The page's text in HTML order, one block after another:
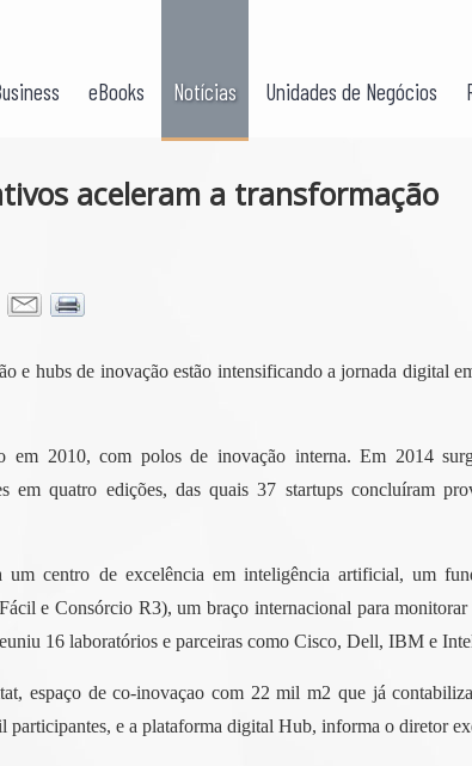
eBooks Notícias Unidades de Negócios
aceleram a transformação
e hubs de inovação estão intensificando a jornada digital
em 2010, com polos de inovação interna. Em 2014
em quatro edições, das quais 37 startups concluíram
um centro de excelência em inteligência artificial, um
e Consórcio R3), um braço internacional para
16 laboratórios e parceiras como Cisco, Dell, IBM e
espaço de co-inovaçao com 22 mil m2 que já
participantes, e a plataforma digital Hub, informa o diretor